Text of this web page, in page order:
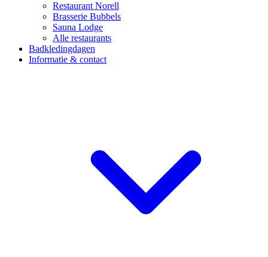
Restaurant Norell
Brasserie Bubbels
Sauna Lodge
Alle restaurants
Badkledingdagen
Informatie & contact